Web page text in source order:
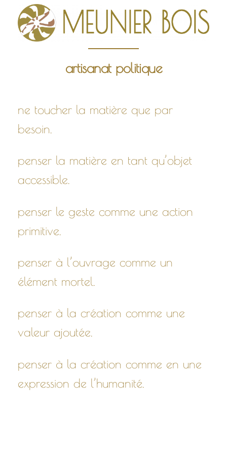
Aller
artisanat politique
ne toucher la matière que par
besoin.
penser la matière en tant qu’objet
accessible.
penser le geste comme une action
primitive.
penser à l’ouvrage comme un
élément mortel.
penser à la création comme une
valeur ajoutée.
penser à la création comme en une
expression de l’humanité.